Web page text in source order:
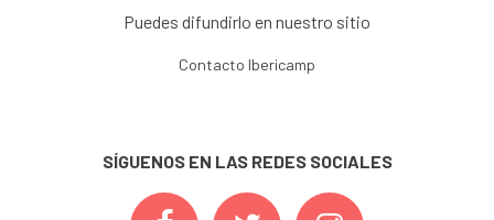
Puedes difundirlo en nuestro sitio
Contacto Ibericamp
SÍGUENOS EN LAS REDES SOCIALES